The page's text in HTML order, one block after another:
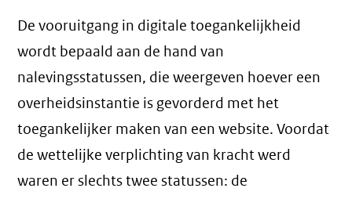
De vooruitgang in digitale toegankelijkheid
wordt bepaald aan de hand van
nalevingsstatussen, die weergeven hoever een
overheidsinstantie is gevorderd met het
toegankelijker maken van een website. Voordat
de wettelijke verplichting van kracht werd
waren er slechts twee statussen: de